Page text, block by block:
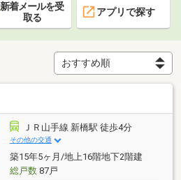
新着メールを受
取る
アプリで探す
ＪＲ山手線 新橋駅 徒歩4分
その他の交通
築15年5ヶ月/地上16階地下2階建
総戸数87戸